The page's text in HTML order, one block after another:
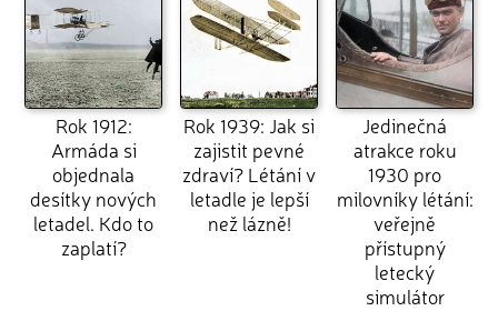
Rok 1912:
Armáda si
objednala
desítky nových
letadel. Kdo to
zaplatí?
Rok 1939: Jak si
zajistit pevné
zdraví? Létání v
letadle je lepší
než lázně!
Jedinečná
atrakce roku
1930 pro
milovníky létání:
veřejně
přístupný
letecký
simulátor